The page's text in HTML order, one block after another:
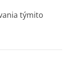
týmito